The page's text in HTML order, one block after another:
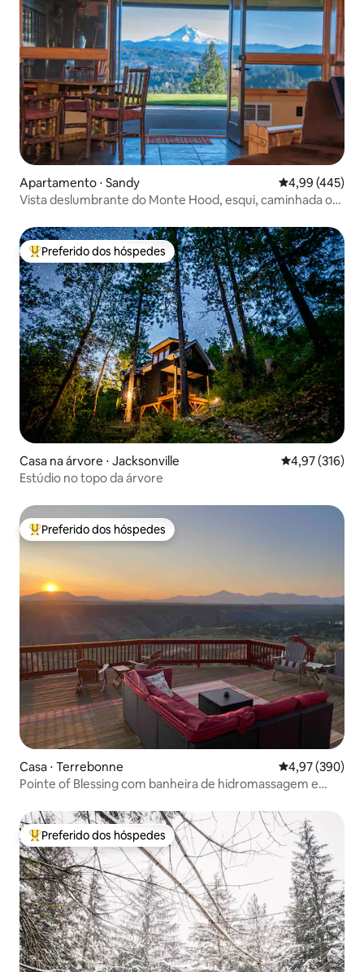
Apartamento ⋅ Sandy 4,99 de uma
4,99 (445)
Vista deslumbrante do Monte Hood, esqui, caminhada ou
Entre os melhores preferidos dos hóspedes
Preferido dos hóspedes
Casa na árvore ⋅ Jacksonville 4,97 de uma
4,97 (316)
Estúdio no topo da árvore
Entre os melhores preferidos dos hóspedes
Preferido dos hóspedes
Casa ⋅ Terrebonne 4,97 de uma
4,97 (390)
Pointe of Blessing com banheira de hidromassagem e
Entre os melhores preferidos dos hóspedes
Preferido dos hóspedes